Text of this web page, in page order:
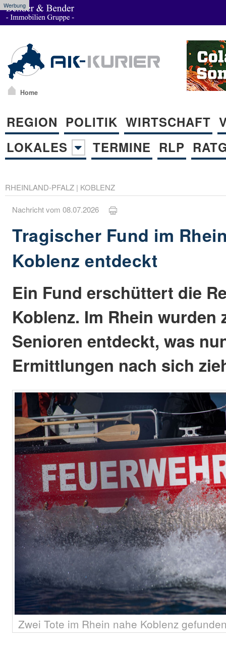
Werbung
Home
REGION POLITIK WIRTSCHAFT
LOKALES
TERMINE RLP
RHEINLAND-PFALZ | KOBLENZ
Nachricht vom 08.07.2026
Tragischer Fund im
Koblenz entdeckt
Ein Fund erschüttert die
Koblenz. Im Rhein wurden
Senioren entdeckt, was
Ermittlungen nach sich
Zwei Tote im Rhein nahe Koblenz